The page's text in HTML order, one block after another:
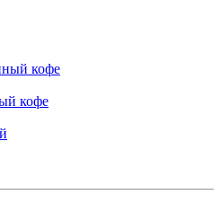
кофе
кофе